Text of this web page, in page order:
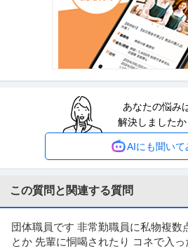
ベンチャー企業 土日休み リモートワ
年収800万円〜1,000万円
【職種】営業＞ルートセールス・渉外・外商
ソフトウエア ※会員属性な
…続きを見る
内部監査・内部統制 ／ プライバシーデ
リモートワーク 土日休み
年収800万円〜1,600万円
【職種】管理＞内部監査・内部統制 【業種】
官公庁 ※会員属性などに応じ…続きを見る
看護助手／東京都目黒区／年収400万
120日以上可
国家公務員共済組合連合会 東京共済病院
あなたの悩み
解決しましたか
AIにも聞いて
この質問と関連する質問
団体職員です 非常勤職員に私物複数
とか 先輩に恫喝されたり コネで入